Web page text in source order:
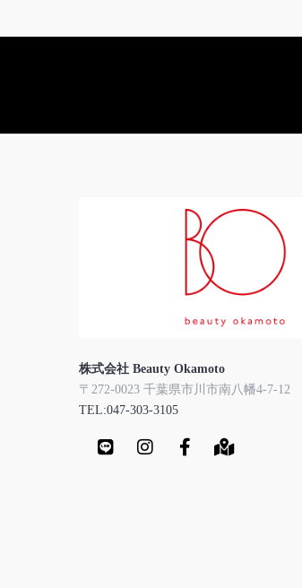
株式会社 Beauty Okamoto
〒272-0023 千葉県市川市南八幡4-7-12
TEL:047-303-3105